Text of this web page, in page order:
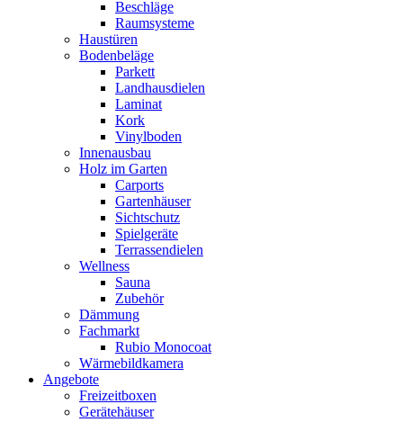
Beschläge
Raumsysteme
Haustüren
Bodenbeläge
Parkett
Landhausdielen
Laminat
Kork
Vinylboden
Innenausbau
Holz im Garten
Carports
Gartenhäuser
Sichtschutz
Spielgeräte
Terrassendielen
Wellness
Sauna
Zubehör
Dämmung
Fachmarkt
Rubio Monocoat
Wärmebildkamera
Angebote
Freizeitboxen
Gerätehäuser